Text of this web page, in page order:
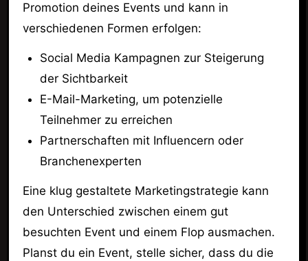
Promotion deines Events und kann in
verschiedenen Formen erfolgen:
Social Media Kampagnen zur Steigerung
der Sichtbarkeit
E-Mail-Marketing, um potenzielle
Teilnehmer zu erreichen
Partnerschaften mit Influencern oder
Branchenexperten
Eine klug gestaltete Marketingstrategie kann
den Unterschied zwischen einem gut
besuchten Event und einem Flop ausmachen.
Planst du ein Event, stelle sicher, dass du die